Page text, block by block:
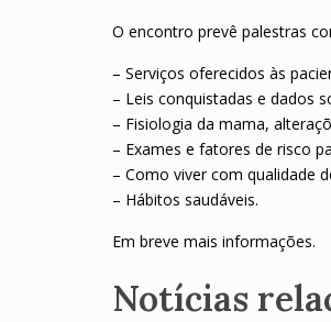
O encontro prevê palestras
– Serviços oferecidos às
– Leis conquistadas e dados
– Fisiologia da mama,
– Exames e fatores de risco
– Como viver com qualidade
– Hábitos saudáveis.
Em breve mais informações.
Notícias